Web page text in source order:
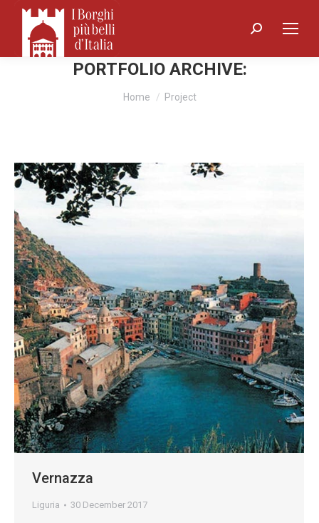
Search:
PORTFOLIO ARCHIVE:
You are here:
Home Project
Vernazza
Liguria 30 December 2017